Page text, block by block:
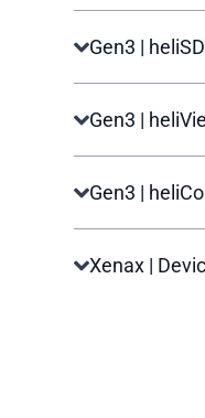
Gen3 |
Gen3 |
Gen3 |
Xenax |